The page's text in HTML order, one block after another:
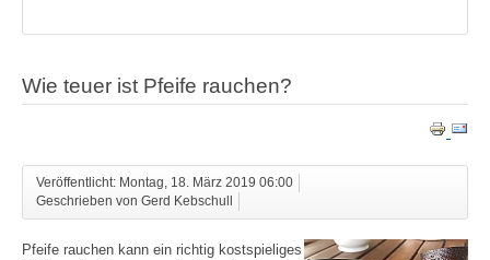
Wie teuer ist Pfeife rauchen?
Veröffentlicht: Montag, 18. März 2019 06:00
Geschrieben von Gerd Kebschull
Pfeife rauchen kann ein richtig kostspieliges